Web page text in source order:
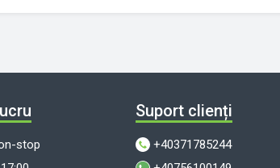
stop
Suport clienți
+40371785244